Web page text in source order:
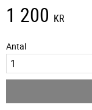
1 200 KR
Antal